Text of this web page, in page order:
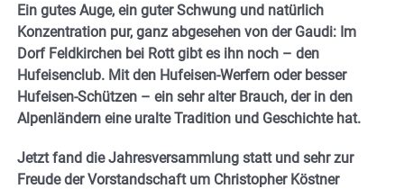
Ein gutes Auge, ein guter Schwung und natürlich
Konzentration pur, ganz abgesehen von der Gaudi: Im
Dorf Feldkirchen bei Rott gibt es ihn noch – den
Hufeisenclub. Mit den Hufeisen-Werfern oder besser
Hufeisen-Schützen – ein sehr alter Brauch, der in den
Alpenländern eine uralte Tradition und Geschichte hat.
Jetzt fand die Jahresversammlung statt und sehr zur
Freude der Vorstandschaft um Christopher Köstner